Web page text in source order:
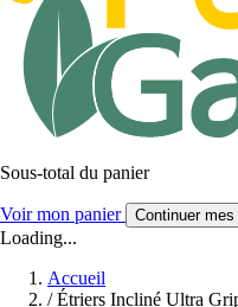
Sous-total du panier
Voir mon panier Continuer
Loading...
Accueil
/ Étriers Incliné Ultra